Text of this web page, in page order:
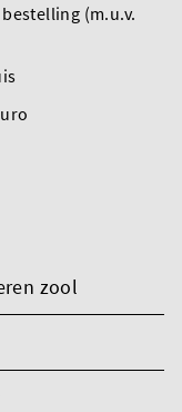
(m.u.v.
zool